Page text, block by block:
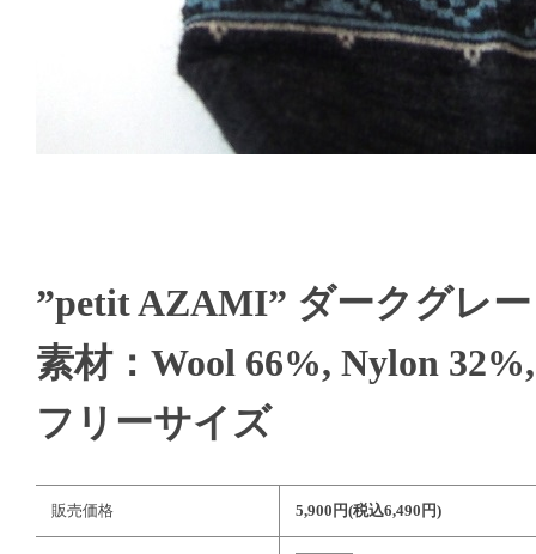
”petit AZAMI” ダークグレー
素材：Wool 66%, Nylon
フリーサイズ
販売価格 5,900円(税込6,490円)